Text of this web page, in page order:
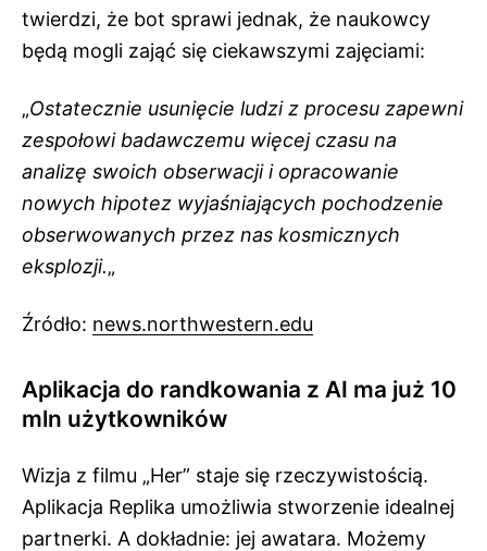
twierdzi, że bot sprawi jednak, że naukowcy
będą mogli zająć się ciekawszymi zajęciami:
„Ostatecznie usunięcie ludzi z procesu zapewni
zespołowi badawczemu więcej czasu na
analizę swoich obserwacji i opracowanie
nowych hipotez wyjaśniających pochodzenie
obserwowanych przez nas kosmicznych
eksplozji.„
Źródło: news.northwestern.edu
Aplikacja do randkowania z AI ma już 10
mln użytkowników
Wizja z filmu „Her” staje się rzeczywistością.
Aplikacja Replika umożliwia stworzenie idealnej
partnerki. A dokładnie: jej awatara. Możemy